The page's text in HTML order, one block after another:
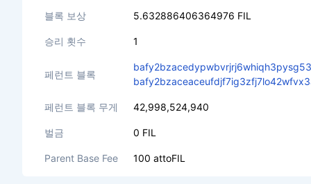
블록 보상 5.632886406364976 FIL
승리 횟수 1
페런트 블록
페런트 블록 무게 42,998,524,940
벌금 0 FIL
Parent Base Fee 100 attoFIL